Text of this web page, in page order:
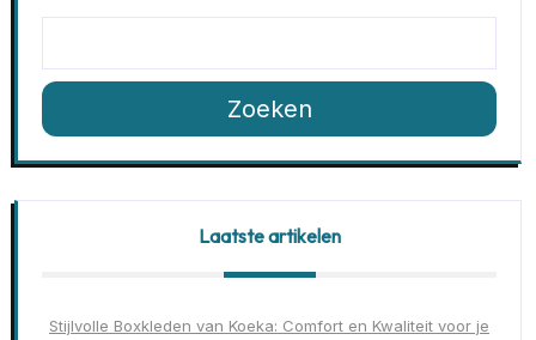
Zoeken
Laatste artikelen
Stijlvolle Boxkleden van Koeka: Comfort en Kwaliteit voor je